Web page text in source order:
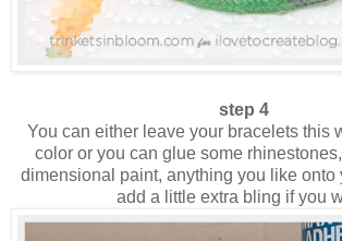
step 4
You can either leave your bracelets this
color or you can glue some
dimensional paint, anything you like onto
add a little extra bling if you